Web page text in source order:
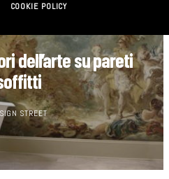
dell’arte su pareti
STREET
COOKIE POLICY